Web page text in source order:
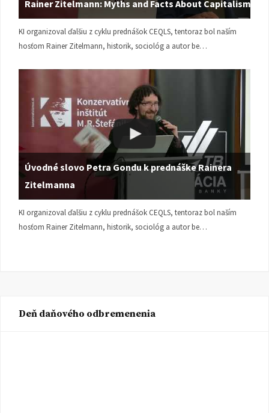
Rainer Zitelmann: Myths and Facts About Capitalism
KI organizoval ďalšiu z cyklu prednášok CEQLS, tentoraz bol naším
hosťom Rainer Zitelmann, historik, sociológ a autor be…
Úvodné slovo Petra Gondu k prednáške Rainera
Zitelmanna
KI organizoval ďalšiu z cyklu prednášok CEQLS, tentoraz bol naším
hosťom Rainer Zitelmann, historik, sociológ a autor be…
Deň daňového odbremenenia